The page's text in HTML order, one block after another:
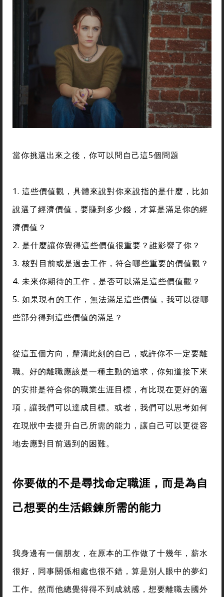
當你挑選出來之後，你可以問自己這5個問題
1. 這些價值觀，具體來說對你來說指的是什麼，比如
說選了經濟價值，要賺到多少錢，才算是滿足你的經
濟價值？
2. 是什麼讓你覺得這些價值很重要？誰影響了你？
3. 核對目前或是過去工作，符合哪些重要的價值觀？
4. 未來你期待的工作，是否可以滿足這些價值觀？
5. 如果現有的工作，無法滿足這些價值，我可以從哪
些部分得到這些價值的滿足？
從這五個方向，釐清此刻的自己，或許你不一定要離
職。好的離職應該是一種主動的追求，你知道接下來
的安排是符合你的職業生涯目標，有比現在更好的選
項，讓我們可以達成目標。或者，我們可以思考如何
在現狀中去提升自己所需的能力，讓自己可以更從容
地去應對目前遇到的困難。
你要做的不是尋找命定職涯，而是為自
己想要的生活鍛鍊所需的能力
我身邊有一個朋友，在原本的工作做了十幾年，薪水
很好，同事關係相處也很不錯，算是別人眼中的夢幻
工作。然而他總覺得得不到成就感，想要離職去國外